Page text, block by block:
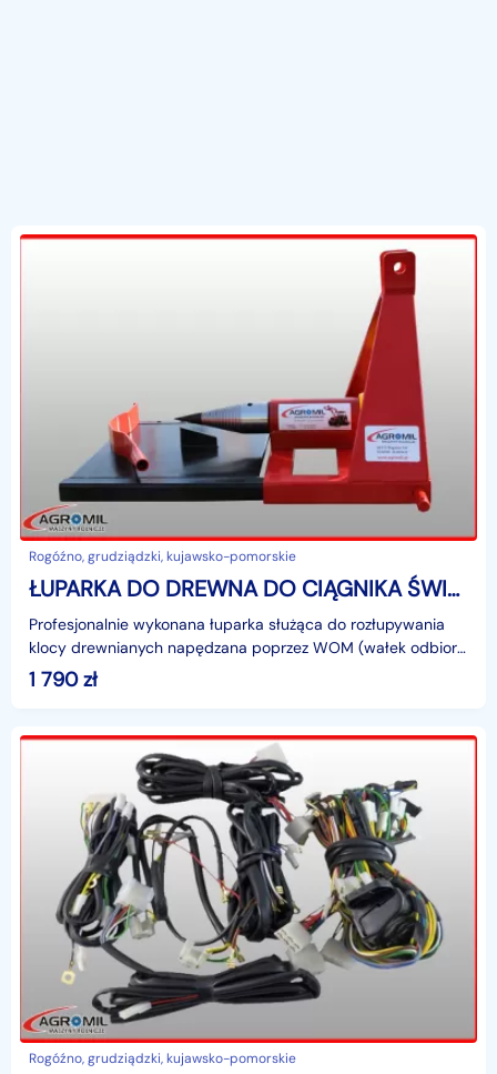
Rogóźno, grudziądzki, kujawsko-pomorskie
ŁUPARKA DO DREWNA DO CIĄGNIKA ŚWIDER 100 agro-raf
Profesjonalnie wykonana łuparka służąca do rozłupywania
klocy drewnianych napędzana poprzez WOM (wałek odbioru
mocy).Łuparka może pracować w dwóch konfiguracjac
1 790zł
Rogóźno, grudziądzki, kujawsko-pomorskie